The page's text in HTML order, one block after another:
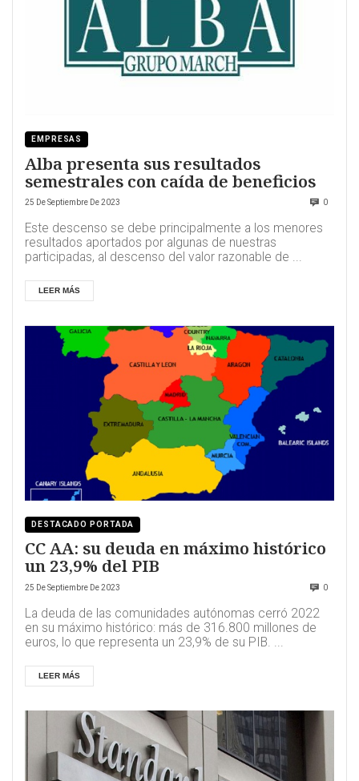
EMPRESAS
Alba presenta sus resultados
semestrales con caída de beneficios
25 De Septiembre De 2023 0
Este descenso se debe principalmente a los menores
resultados aportados por algunas de nuestras
participadas, al descenso del valor razonable de ...
LEER MÁS
DESTACADO PORTADA
CC AA: su deuda en máximo histórico
un 23,9% del PIB
25 De Septiembre De 2023 0
La deuda de las comunidades autónomas cerró 2022
en su máximo histórico: más de 316.800 millones de
euros, lo que representa un 23,9% de su PIB. ...
LEER MÁS